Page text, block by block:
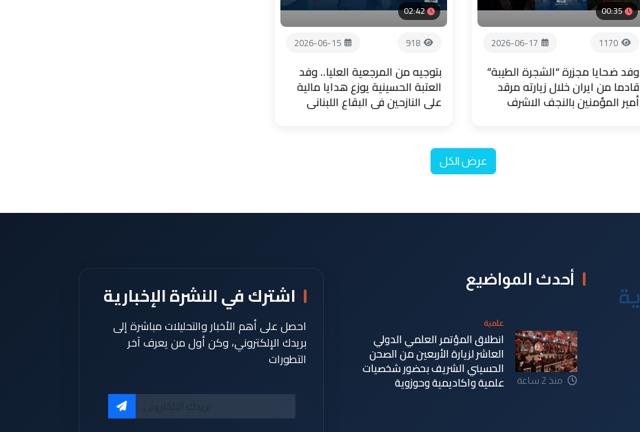
00:35
1170
2026-06-17
وفد ضحايا مجزرة “الشجرة الطيبة”
قادما من ايران خلال زيارته مرقد
أمير المؤمنين بالنجف الاشرف
02:42
918
2026-06-15
بتوجيه من المرجعية العليا.. وفد
العتبة الحسينية يوزع هدايا مالية
على النازحين في البقاع اللبناني
عرض الكل
أحدث المواضيع
منذ 2 ساعة
علمية
انطلاق المؤتمر العلمي الدولي
العاشر لزيارة الأربعين من الصحن
الحسيني الشريف بحضور شخصيات
علمية واكاديمية وحوزوية
اشترك في النشرة الإخبارية
احصل على أهم الأخبار والتحليلات مباشرة إلى
بريدك الإلكتروني، وكن أول من يعرف آخر
التطورات